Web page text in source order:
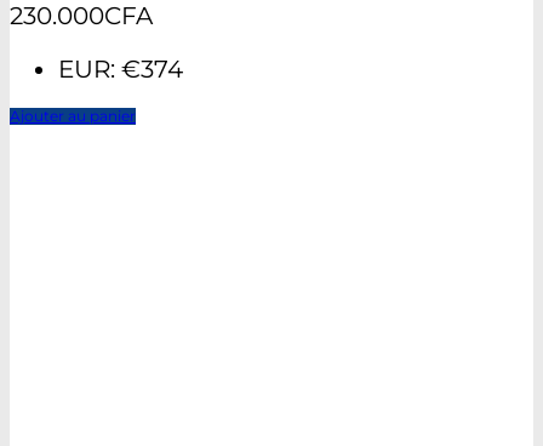
230.000CFA
EUR: €374
Ajouter au panier